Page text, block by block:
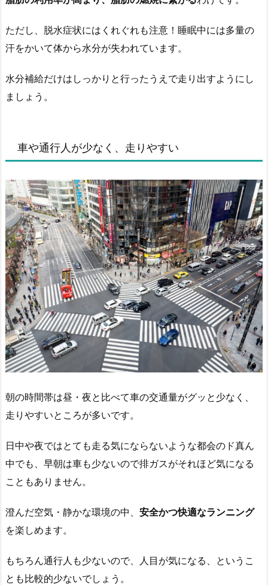
ただし、脱水症状にはくれぐれも注意！睡眠中には多量の
汗をかいて体から水分が失われています。
水分補給だけはしっかりと行ったうえで走り出すようにし
ましょう。
車や通行人が少なく、走りやすい
朝の時間帯は昼・夜と比べて車の交通量がグッと少なく、
走りやすいところが多いです。
日中や夜ではとても走る気にならないような都会のド真ん
中でも、早朝は車も少ないので排ガスがそれほど気になる
こともありません。
澄んだ空気・静かな環境の中、 安全かつ快適なランニング
を楽しめます。
もちろん通行人も少ないので、人目が気になる、というこ
とも比較的少ないでしょう。